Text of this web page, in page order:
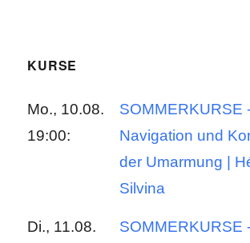
KURSE
Mo., 10.08.
19:00:
SOMMERKURSE
Navigation und
der Umarmung |
Silvina
Di., 11.08.
SOMMERKURSE